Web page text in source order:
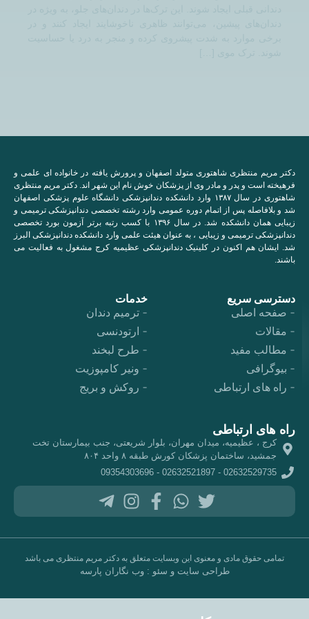
دکتر مریم منتظری شاهتوری متولد اصفهان و پرورش یافته در خانواده ای علمی و
فرهیخته است و پدر و مادر وی از پزشکان خوش نام این شهر اند. دکتر مریم منتظری
شاهتوری در سال ۱۳۸۷ وارد دانشکده دندانپزشکی دانشگاه علوم پزشکی اصفهان
شد و بلافاصله پس از اتمام دوره عمومی وارد رشته تخصصی دندانپزشکی ترمیمی و
زیبایی همان دانشکده شد. در سال ۱۳۹۶ با کسب رتبه برتر آزمون بورد تخصصی
دندانپزشکی ترمیمی و زیبایی ، به عنوان هیئت علمی وارد دانشکده دندانپزشکی البرز
شد. ایشان هم اکنون در کلینیک دندانپزشکی عظیمیه کرج مشغول به فعالیت می
باشند.
دسترسی سریع
صفحه اصلی
مقالات
مطالب مفید
بیوگرافی
راه های ارتباطی
خدمات
ترمیم دندان
ارتودنسی
طرح لبخند
ونیر کامپوزیت
روکش و بریج
راه های ارتباطی
کرج ، عظیمیه، میدان مهران، بلوار شریعتی، جنب بیمارستان تخت
جمشید، ساختمان پزشکان کورش طبقه ۸ واحد ۸۰۴
02632529735
-
02632521897
-
09354303696
تمامی حقوق مادی و معنوی این وبسایت متعلق به دکتر مریم منتظری می باشد
طراحی سایت و سئو :وب نگاران پارسه